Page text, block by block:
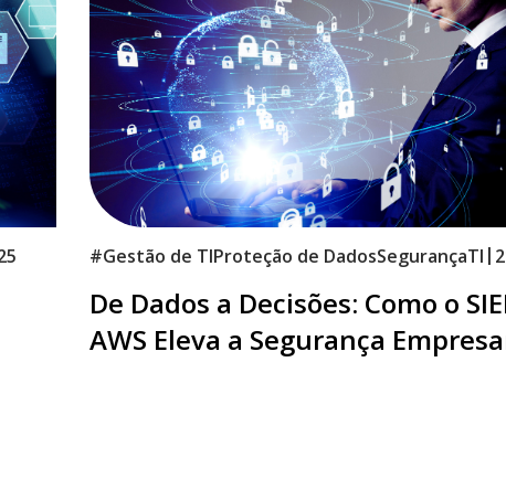
#Gestão de TIProteção de DadosSegurançaTI |
De Dados a Decisões: Como o
AWS Eleva a Segurança